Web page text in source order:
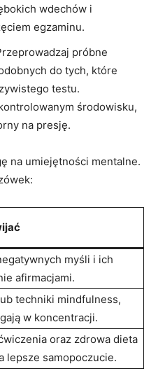
wdechów​ i
egzaminu.
próbne
do tych, które
testu.
środowisku,
na presję.
na umiejętności mentalne.
myśli⁢ i‍ ich‌
afirmacjami.
techniki mindfulness,
w koncentracji.
oraz zdrowa⁣ dieta
lepsze samopoczucie.